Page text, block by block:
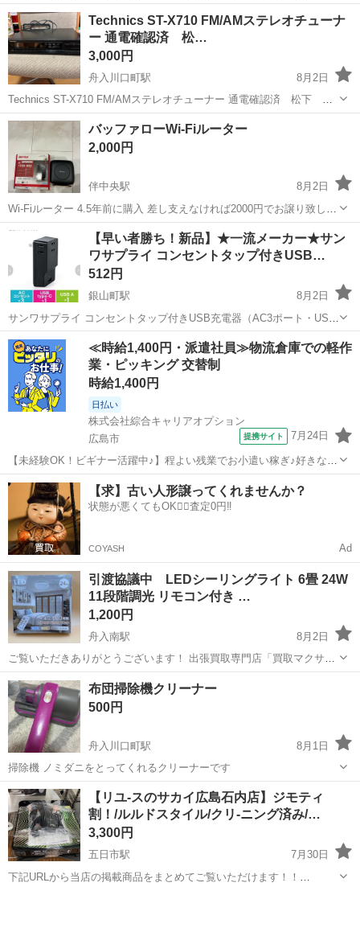
護機能は、サージから機器をより完全に防護します。 データ回線から
侵入する“裏口”サージは、電力線からのサージと同じくらいに機器の損
傷の原因となる...
広島 広島市
Technics ST-X710 FM/AMステレオチューナ
ー 通電確認済 松…
3,000円
舟入川口町駅
8月2日
Technics ST-X710 FM/AMステレオチューナー 通電確認済 松下
Panasonic パナソニック 商品説明 Technics（テクニクス）製の
FM/AMステレオチューナー ST-X710 です。松下電器...
広島 広島市
バッファローWi-Fiルーター
2,000円
伴中央駅
8月2日
Wi-Fiルーター 4.5年前に購入 差し支えなければ2000円でお譲り致しま
す。 宜しくお願い致します。
広島 伴中央駅 その他
【早い者勝ち！新品】★一流メーカー★サン
ワサプライ コンセントタップ付きUSB…
512円
銀山町駅
8月2日
サンワサプライ コンセントタップ付きUSB充電器（AC3ポート・USB
Type-C搭載・自動判別機能・最大合計5.1A・ブラック） 700-
AC018BK ⚫︎新品 サンワダイレクトにて ¥2,530で購入 ⚫︎在...
広島 広島市 銀山町駅 その他
≪時給1,400円・派遣社員≫物流倉庫での軽作
業・ピッキング 交替制
時給1,400円
日払い
株式会社綜合キャリアオプション
広島市
提携サイト 7月24日
【未経験OK！ビギナー活躍中♪】程よい残業でお小遣い稼ぎ♪好きな髪
色でOK♪ くるま部品の順序付け・仕分け・運搬 業務内容詳細】 自動
車部品の順序付け、運搬。 入荷するパーツを出荷先毎に伝票を確認し
仕分けします。 書いてあ...
広島 広島市 その他
【求】古い人形譲ってくれませんか？
状態が悪くてもOK🙆‍♀️査定0円‼️
COYASH Ad
引渡協議中 LEDシーリングライト 6畳 24W
11段階調光 リモコン付き …
1,200円
舟入南駅
8月2日
ご覧いただきありがとうございます！ 出張買取専門店「買取マクサス
広島西店」です。 お部屋の雰囲気をおしゃれに演出してくれる、星空
デザインのLEDシーリングライトが未開封の新品状態で入荷いたしま
した！4.5〜6畳に対...
広島 広島市 舟入南駅 その他
布団掃除機クリーナー
500円
舟入川口町駅
8月1日
掃除機 ノミダニをとってくれるクリーナーです
広島 広島市 舟入川口町駅 その他 クリーナー
【リユ-スのサカイ広島石内店】ジモティ
割！/ルルドスタイル/クリ-ニング済み/…
3,300円
五日市駅
7月30日
下記URLから当店の掲載商品をまとめてご覧いただけます！！